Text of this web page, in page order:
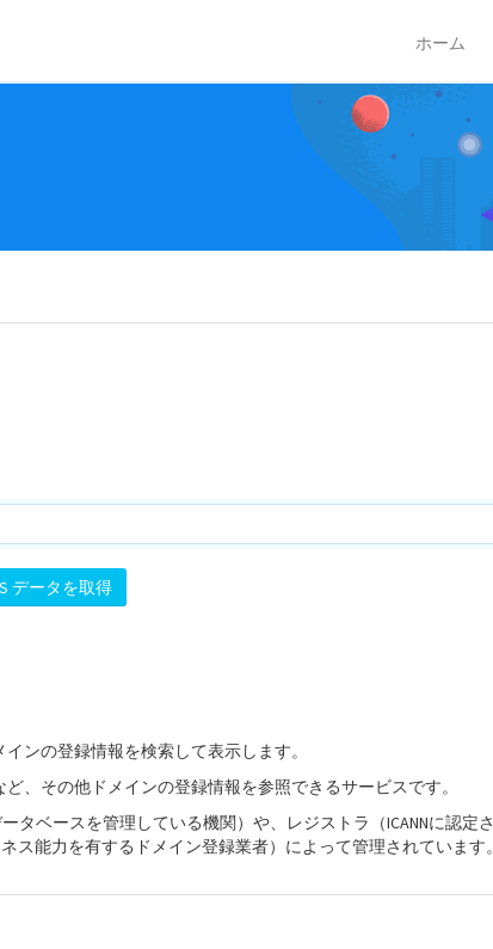
ホーム
ンの登録情報を検索して表示します。
、その他ドメインの登録情報を参照できるサービスです。
タベースを管理している機関）や、レジストラ（ICANNに認定さ
能力を有するドメイン登録業者）によって管理されています。